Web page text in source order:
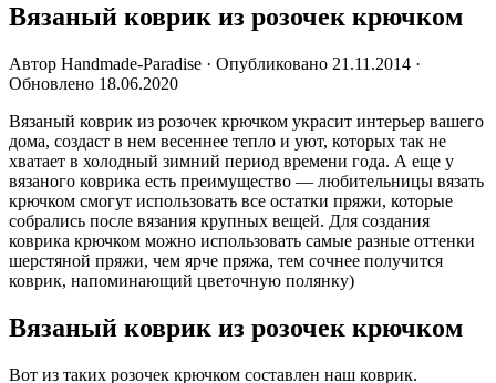
Вязаный коврик из розочек крючком
Автор Handmade-Paradise · Опубликовано 21.11.2014 ·
Обновлено 18.06.2020
Вязаный коврик из розочек крючком украсит интерьер вашего
дома, создаст в нем весеннее тепло и уют, которых так не
хватает в холодный зимний период времени года. А еще у
вязаного коврика есть преимущество — любительницы вязать
крючком смогут использовать все остатки пряжи, которые
собрались после вязания крупных вещей. Для создания
коврика крючком можно использовать самые разные оттенки
шерстяной пряжи, чем ярче пряжа, тем сочнее получится
коврик, напоминающий цветочную полянку)
Вязаный коврик из розочек крючком
Вот из таких розочек крючком составлен наш коврик.